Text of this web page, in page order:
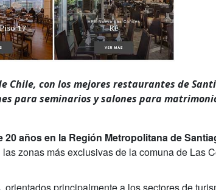
Chile, con los mejores restaurantes de
para seminarios y salones para
años en la Región Metropolitana de
zonas más exclusivas de la comuna de Las
principalmente a los sectores de